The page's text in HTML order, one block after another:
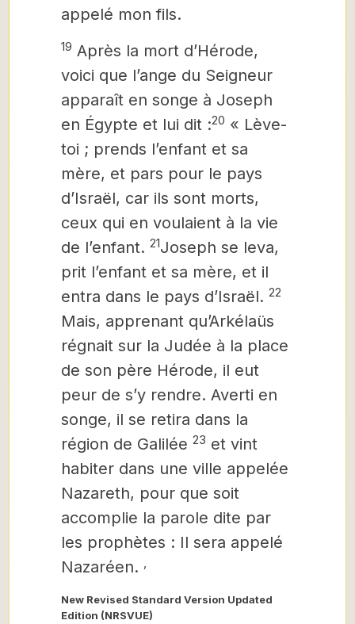
appelé mon fils.
19 Après la mort d’Hérode,
voici que l’ange du Seigneur
apparaît en songe à Joseph
en Égypte et lui dit :20 « Lève-
toi ; prends l’enfant et sa
mère, et pars pour le pays
d’Israël, car ils sont morts,
ceux qui en voulaient à la vie
de l’enfant. 21Joseph se leva,
prit l’enfant et sa mère, et il
entra dans le pays d’Israël. 22
Mais, apprenant qu’Arkélaüs
régnait sur la Judée à la place
de son père Hérode, il eut
peur de s’y rendre. Averti en
songe, il se retira dans la
région de Galilée 23 et vint
habiter dans une ville appelée
Nazareth, pour que soit
accomplie la parole dite par
les prophètes : Il sera appelé
Nazaréen.
New Revised Standard Version Updated
Edition (NRSVUE)